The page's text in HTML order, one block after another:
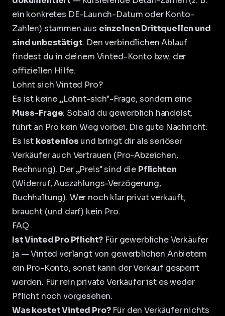
ein konkretes DE-Launch-Datum oder Konto-
Zahlen) stammen aus einzelnen Drittquellen und
sind unbestätigt. Den verbindlichen Ablauf
findest du in deinem Vinted-Konto bzw. der
offiziellen Hilfe.
Lohnt sich Vinted Pro?
Es ist keine „Lohnt-sich"-Frage, sondern eine
Muss-Frage: Sobald du gewerblich handelst,
führt an Pro kein Weg vorbei. Die gute Nachricht:
Es ist kostenlos und bringt dir als seriöser
Verkäufer auch Vertrauen (Pro-Abzeichen,
Rechnung). Der „Preis" sind die Pflichten
(Widerruf, Auszahlungs-Verzögerung,
Buchhaltung). Wer noch klar privat verkauft,
braucht (und darf) kein Pro.
FAQ
Ist Vinted Pro Pflicht? Für gewerbliche Verkäufer
ja — Vinted verlangt von gewerblichen Anbietern
ein Pro-Konto, sonst kann der Verkauf gesperrt
werden. Für rein private Verkäufer ist es weder
Pflicht noch vorgesehen.
Was kostet Vinted Pro?Für den Verkäufer nichts